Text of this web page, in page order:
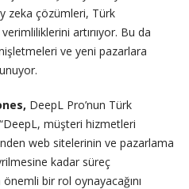
zeka çözümleri, Türk
artırııyor. Bu da
ve yeni pazarlara
DeepL Pro’nun Türk
müşteri hizmetleri
web sitelerinin ve pazarlama
kadar süreç
bir rol oynayacağını